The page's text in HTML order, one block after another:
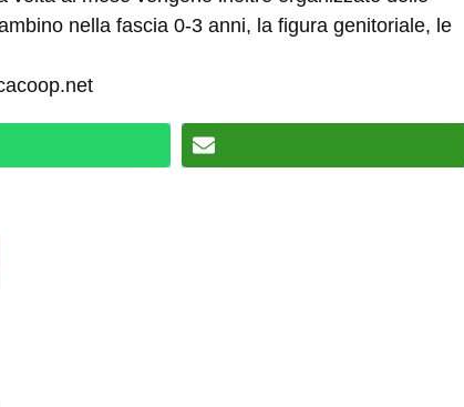
nella fascia 0-3 anni, la figura genitoriale, le